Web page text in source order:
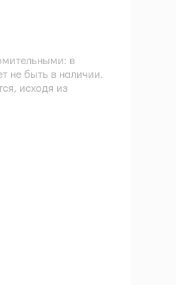
в
не быть в наличии.
исходя из